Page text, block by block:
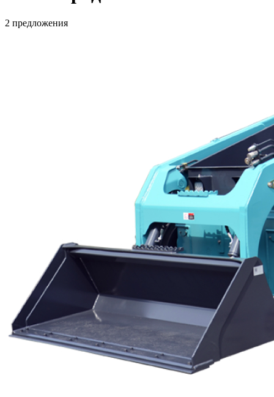
2 предложения